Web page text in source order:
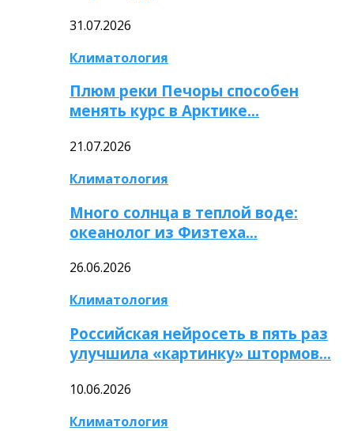
31.07.2026
Климатология
Плюм реки Печоры способен
менять курс в Арктике…
21.07.2026
Климатология
Много солнца в теплой воде:
океанолог из Физтеха…
26.06.2026
Климатология
Российская нейросеть в пять раз
улучшила «картинку» штормов…
10.06.2026
Климатология